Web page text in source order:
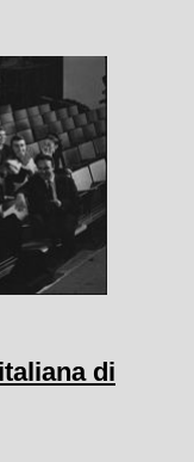
di